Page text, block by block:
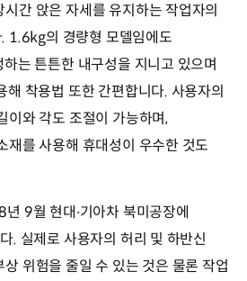
간 앉은 자세를 유지하는 작업자의
1.6kg의 경량형 모델임에도
는 튼튼한 내구성을 지니고 있으며
해 착용법 또한 간편합니다. 사용자의
이와 각도 조절이 가능하며,
재를 사용해 휴대성이 우수한 것도
9월 현대∙기아차 북미공장에
. 실제로 사용자의 허리 및 하반신
위험을 줄일 수 있는 것은 물론 작업